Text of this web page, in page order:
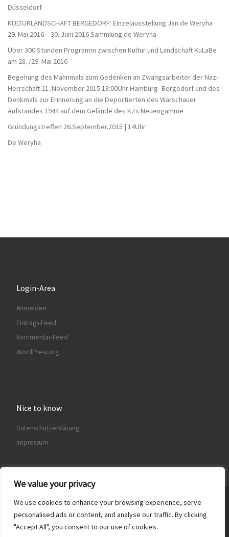
We value your privacy
We use cookies to enhance your browsing experience, serve
personalised ads or content, and analyse our traffic. By clicking
"Accept All", you consent to our use of cookies.
Düsseldorf
KULTURLANDSCHAFT BERGEDORF: Einzelausstellung Jan de Weryha
29. Mai 2016 – 30. Juni 2016 Sammlung de Weryha
Über 300 Stunden Programm zwischen Kultur und Landschaft KuLaBe
am 28. /29. Mai 2016
Begehung des Mahnmals zum Gedenken an Zwangsarbeiter der Nazi-
Herrschaft 21. November 2015 13:00Uhr Hamburg- Bergedorf und des
Denkmals zur Erinnerung an die Deportierten des Warschauer
Aufstandes 1944 auf dem Gelände des KZs Neuengamme
Gründungstreffen 26.September.2015 | 14Uhr
De Weryha
Login-Area
Anmelden
Eintrags-Feed
Kommentar-Feed
WordPress.org
Nice to know
Datenschutzerklärung
Impressum
© 2026Freundeskreis Sammlung de Weryha e.V.– Alle Rechte
vorbehalten
Präsentiert vonWP– Entworfen mit demCustomizr-Theme